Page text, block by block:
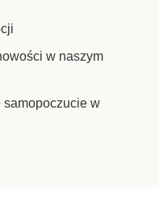
w naszym
samopoczucie w